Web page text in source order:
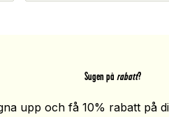
Sugen på rabatt?
upp och få 10% rabatt på